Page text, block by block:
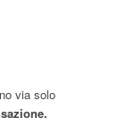
via solo